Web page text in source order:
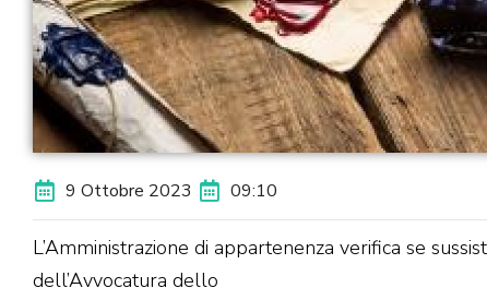
9 Ottobre 2023 09:10
L’Amministrazione di appartenenza verifica se
dell’Avvocatura dello